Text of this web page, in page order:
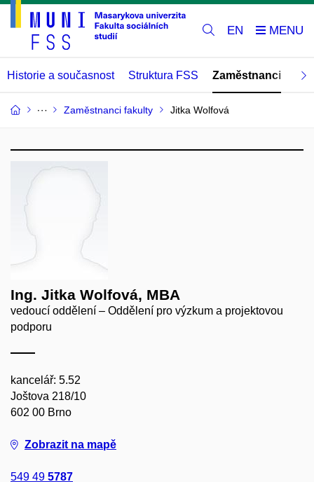
EN
Historie a současnost Struktura FSS Zaměstnanci
Zaměstnanci fakulty Jitka Wolfová
Ing. Jitka Wolfová, MBA
vedoucí oddělení – Oddělení pro výzkum a projektovou
podporu
kancelář: 5.52
Joštova 218/10
602 00 Brno
Zobrazit na mapě
549 49 5787